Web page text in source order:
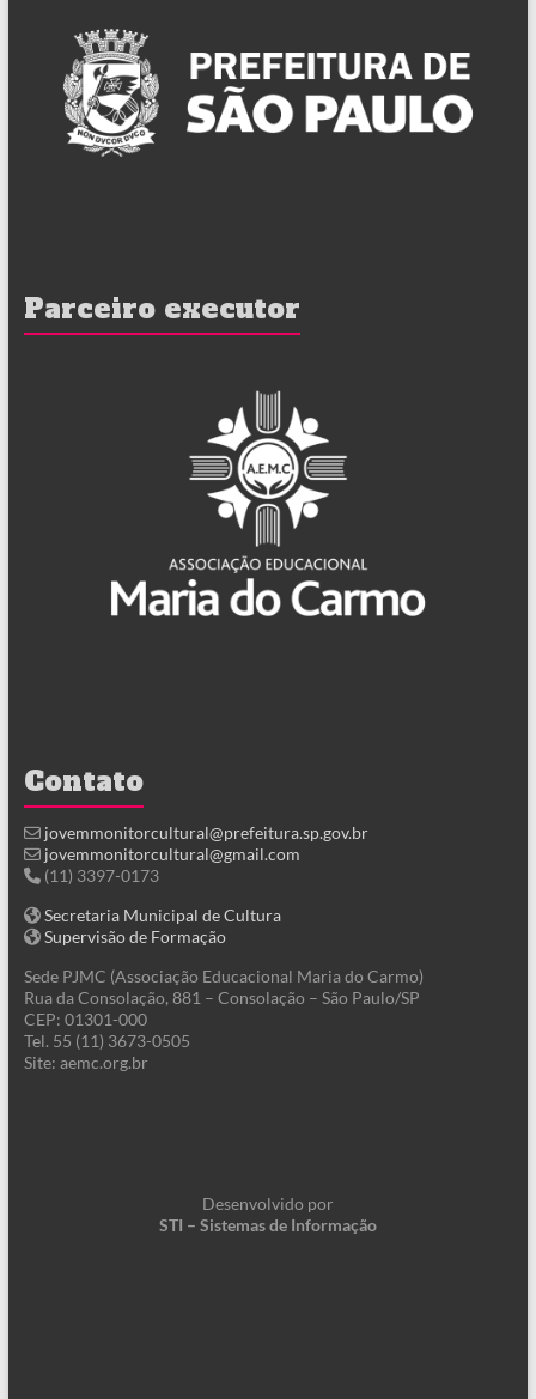
Parceiro executor
Contato
jovemmonitorcultural@prefeitura.sp.gov.br
jovemmonitorcultural@gmail.com
(11) 3397-0173
Secretaria Municipal de Cultura
Supervisão de Formação
Sede PJMC (Associação Educacional Maria do Carmo)
Rua da Consolação, 881 – Consolação – São Paulo/SP
CEP: 01301-000
Tel. 55 (11) 3673-0505
Site: aemc.org.br
Desenvolvido por
STI – Sistemas de Informação